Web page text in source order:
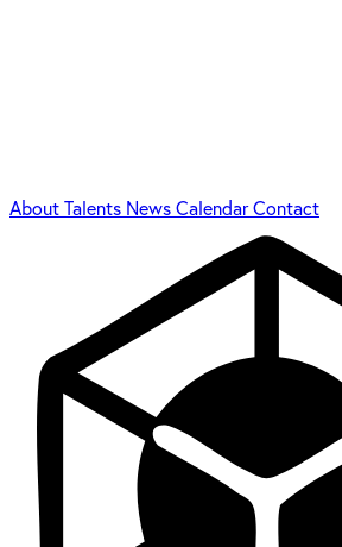
AboutTalents NewsCalendarContact